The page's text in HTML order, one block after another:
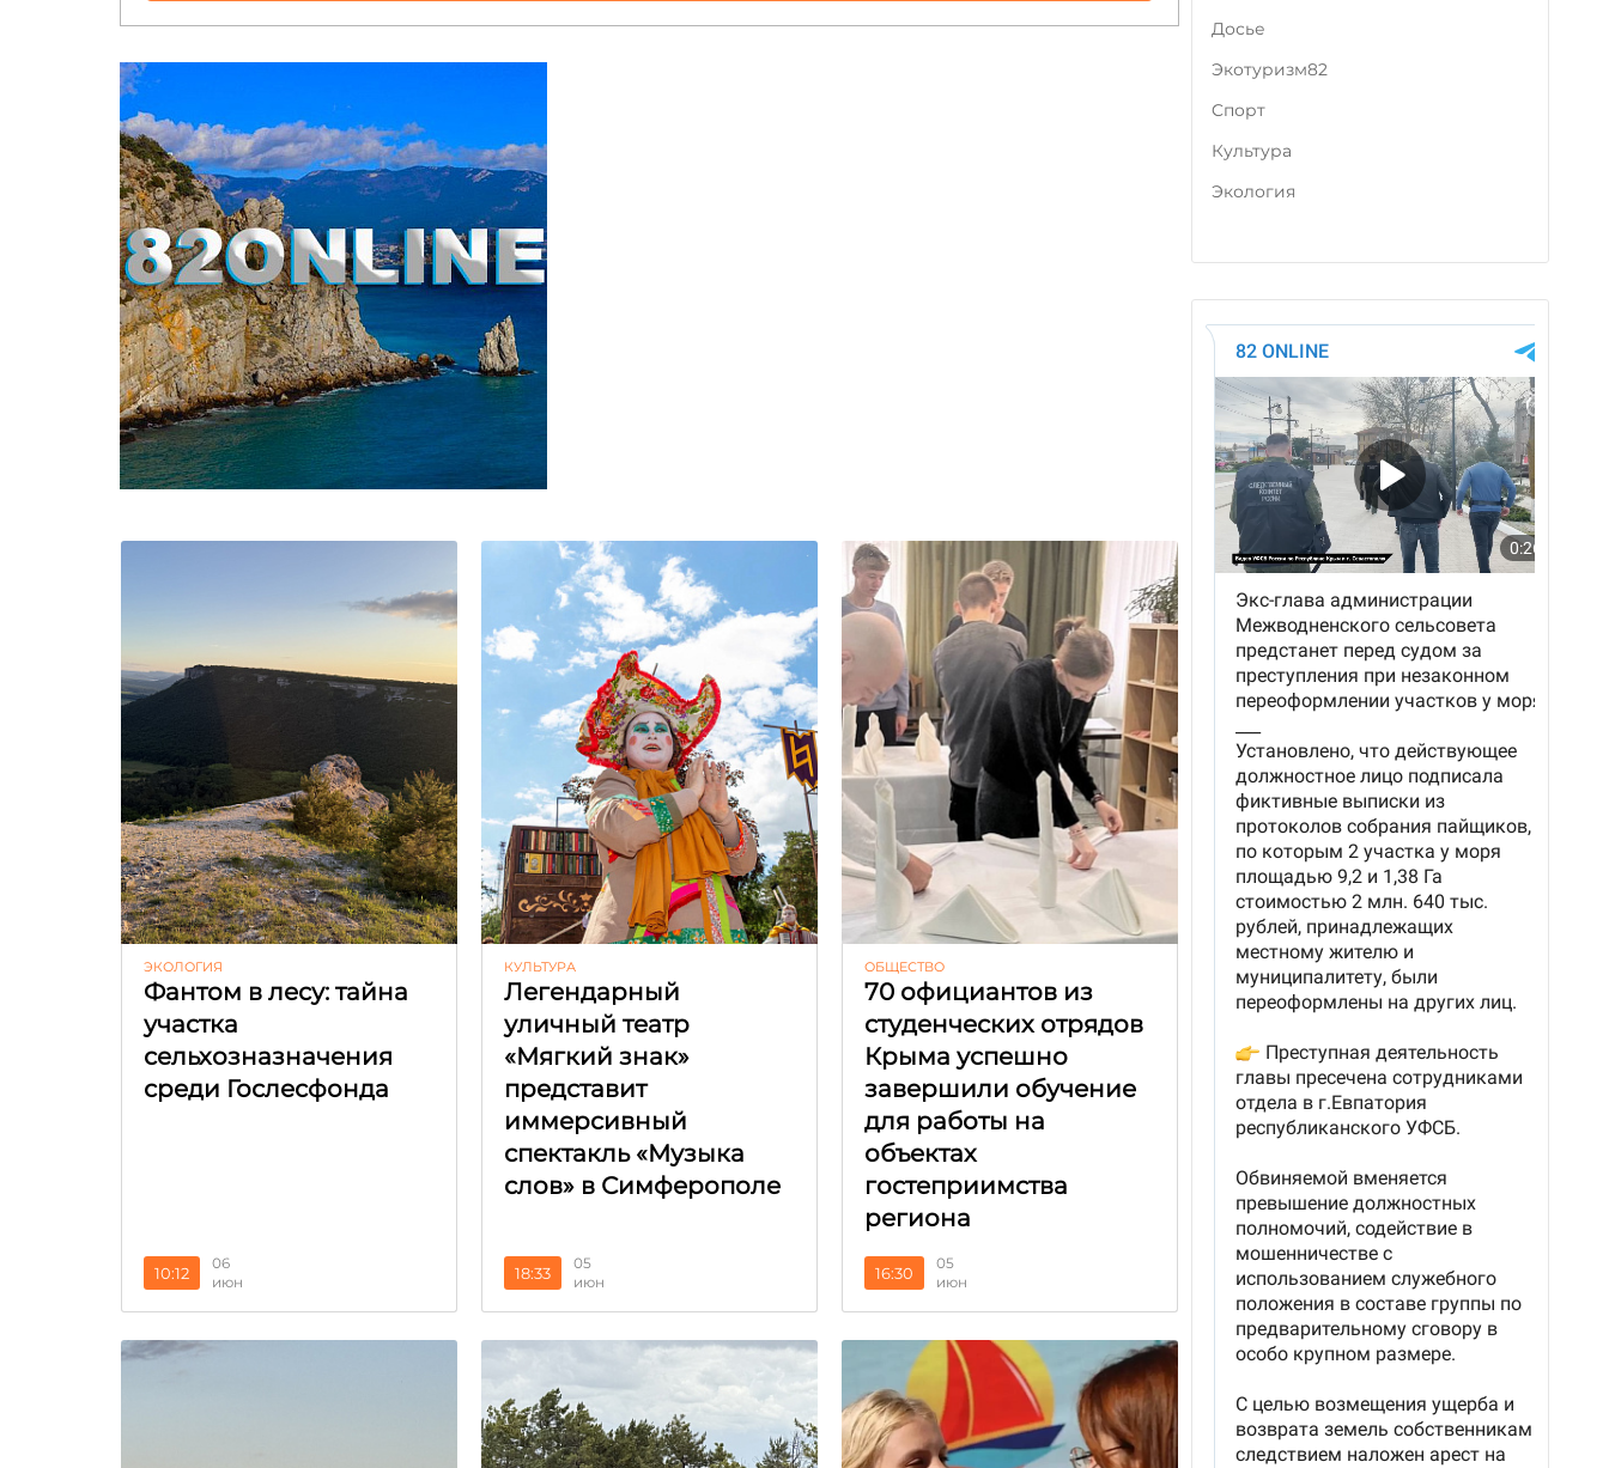
ЭКОЛОГИЯ
Фантом в лесу: тайна
участка
сельхозназначения
среди Гослесфонда
10:12
06
июн
КУЛЬТУРА
Легендарный
уличный театр
«Мягкий знак»
представит
иммерсивный
спектакль «Музыка
слов» в Симферополе
18:33
05
июн
ОБЩЕСТВО
70 официантов из
студенческих отрядов
Крыма успешно
завершили обучение
для работы на
объектах
гостеприимства
региона
16:30
05
июн
Досье
Экотуризм82
Cпорт
Культура
Экология